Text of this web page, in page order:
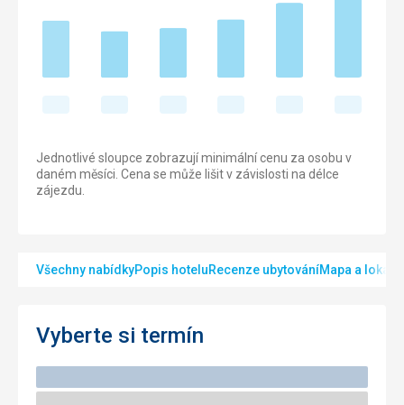
Jednotlivé sloupce zobrazují minimální cenu za osobu v
daném měsíci. Cena se může lišit v závislosti na délce
zájezdu.
Všechny nabídkyPopis hoteluRecenze ubytováníMapa a
Vyberte si termín